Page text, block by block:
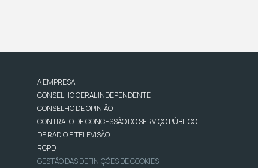
A EMPRESA
CONSELHO GERAL INDEPENDENTE
CONSELHO DE OPINIÃO
CONTRATO DE CONCESSÃO DO SERVIÇO PÚBLICO
DE RÁDIO E TELEVISÃO
RGPD
GESTÃO DAS DEFINIÇÕES DE COOKIES